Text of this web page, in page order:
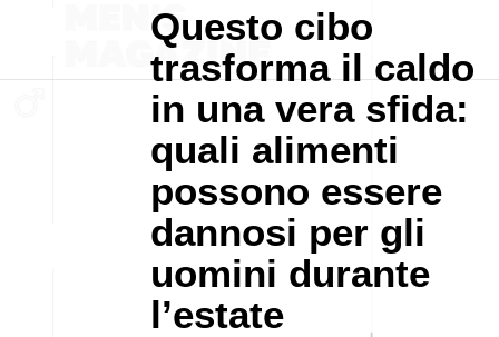
Questo cibo
trasforma il caldo
in una vera sfida:
quali alimenti
possono essere
dannosi per gli
uomini durante
l’estate